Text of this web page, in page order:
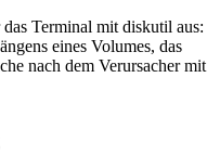
Terminal mit diskutil aus:
eines Volumes, das
nach dem Verursacher mit